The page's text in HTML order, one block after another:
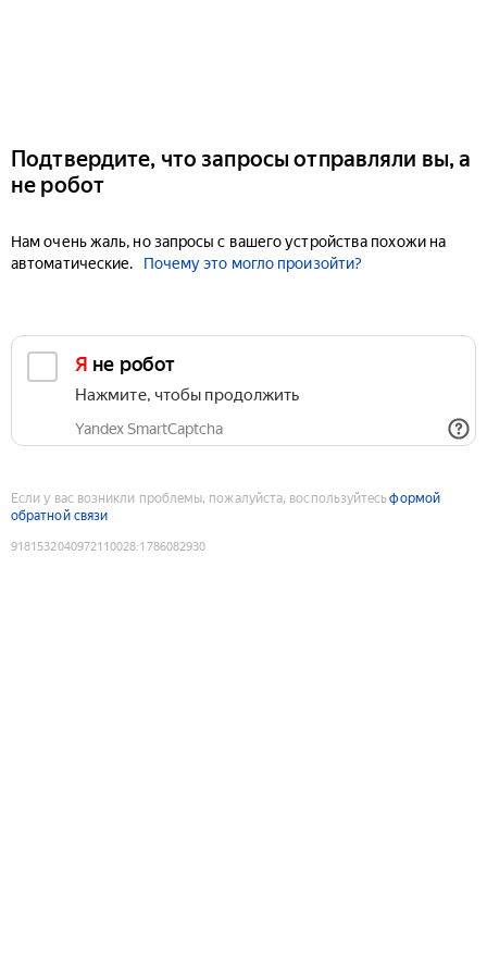
Подтвердите, что запросы отправляли вы, а
не робот
Нам очень жаль, но запросы с вашего устройства похожи на
автоматические.
Почему это могло произойти?
Я не робот
Нажмите, чтобы продолжить
Yandex SmartCaptcha
Если у вас возникли проблемы, пожалуйста, воспользуйтесьформой
обратной связи
9181532040972110028:1786082930